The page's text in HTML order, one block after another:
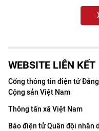
THỂ THAO
GIÁO DỤC
Y TẾ
WEBSITE LIÊN KẾT
Cổng thông tin điện tử Đảng
Cộng sản Việt Nam
Thông tấn xã Việt Nam
Báo điện tử Quân đội nhân